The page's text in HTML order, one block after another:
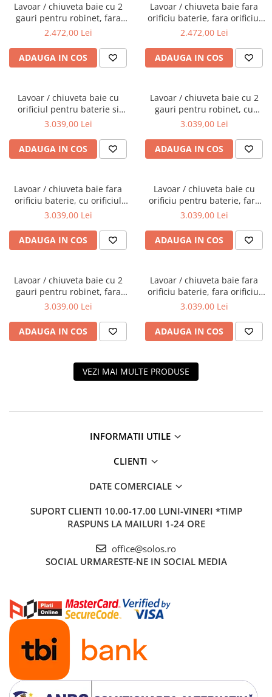
Lavoar / chiuveta baie cu 2
gauri pentru robinet, fara
orificiul preaplin, 40cm |
2.472,00 Lei
ADAUGA IN COS
Lavoar / chiuveta baie fara
orificiu baterie, fara orificiul
preaplin, 40cm | 7317B403-
2.472,00 Lei
ADAUGA IN COS
Lavoar / chiuveta baie cu
orificiul pentru baterie si
preaplin 60cm | 7316B403-
3.039,00 Lei
ADAUGA IN COS
Lavoar / chiuveta baie cu 2
gauri pentru robinet, cu
orificiul preaplin 60cm |
3.039,00 Lei
ADAUGA IN COS
Lavoar / chiuveta baie fara
orificiu baterie, cu orificiul
preaplin 60cm | 7316B403-
3.039,00 Lei
ADAUGA IN COS
Lavoar / chiuveta baie cu
orificiu pentru baterie, fara
orificiul preaplin 60cm |
3.039,00 Lei
ADAUGA IN COS
Lavoar / chiuveta baie cu 2
gauri pentru robinet, fara
orificiul preaplin 60cm |
3.039,00 Lei
ADAUGA IN COS
Lavoar / chiuveta baie fara
orificiu baterie, fara orificiul
preaplin 60cm | 7316B403-
3.039,00 Lei
ADAUGA IN COS
VEZI MAI MULTE PRODUSE
INFORMATII UTILE
CLIENTI
DATE COMERCIALE
SUPORT CLIENTI 10.00-17.00 LUNI-VINERI *TIMP
RASPUNS LA MAILURI 1-24 ORE
office@solos.ro
SOCIAL URMARESTE-NE IN SOCIAL MEDIA